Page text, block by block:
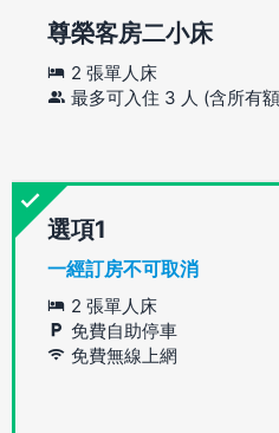
尊榮客房二小床
2 張單人床
最多可入住 3 人 (含所有
選項
一經訂房不可取消
2 張單人床
免費自助停車
免費無線上網